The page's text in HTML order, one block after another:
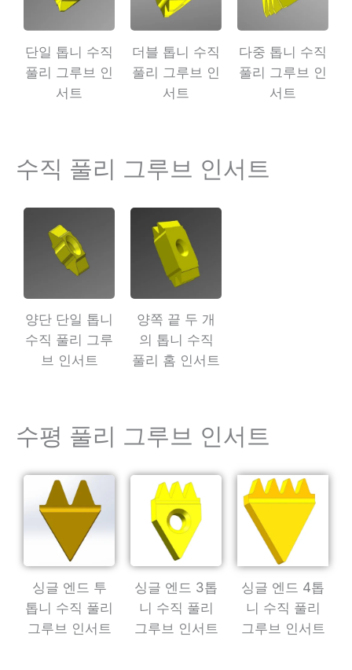
단일 톱니 수직
풀리 그루브 인
서트
더블 톱니 수직
풀리 그루브 인
서트
다중 톱니 수직
풀리 그루브 인
서트
수직 풀리 그루브 인서트
양단 단일 톱니
수직 풀리 그루
브 인서트
양쪽 끝 두 개
의 톱니 수직
풀리 홈 인서트
수평 풀리 그루브 인서트
싱글 엔드 투
톱니 수직 풀리
그루브 인서트
싱글 엔드 3톱
니 수직 풀리
그루브 인서트
싱글 엔드 4톱
니 수직 풀리
그루브 인서트